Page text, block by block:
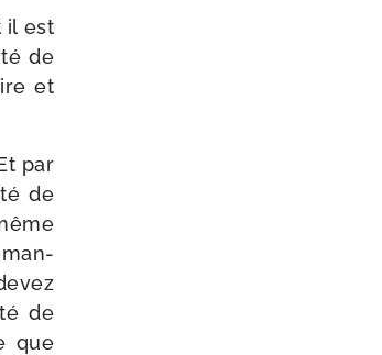
il est
de
et
par
de
de
que